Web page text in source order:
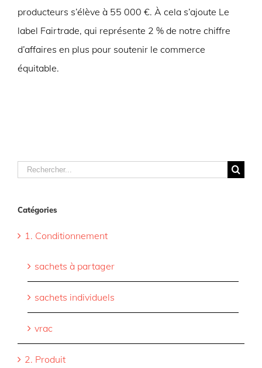
producteurs s’élève à 55 000 €. À cela s’ajoute Le
label Fairtrade, qui représente 2 % de notre chiffre
d’affaires en plus pour soutenir le commerce
équitable.
Rechercher
Catégories
1. Conditionnement
sachets à partager
sachets individuels
vrac
2. Produit